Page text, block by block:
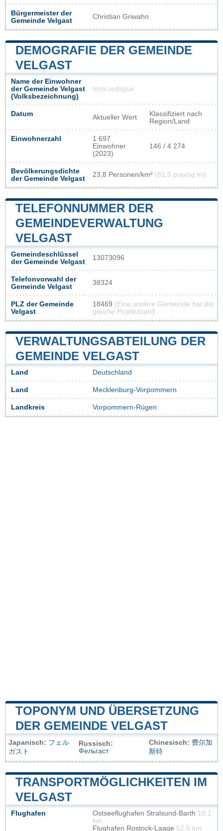
Bürgermeister der
Gemeinde Velgast
Christian Griwahn
DEMOGRAFIE DER GEMEINDE
VELGAST
Name der Einwohner
der Gemeinde Velgast
(Volksbezeichnung)
Nicht verfügbar
Datum Aktueller Wert
Klassifiziert nach
Region/Land
Einwohnerzahl
1 697
Einwohner
(2023)
146 / 4 274
Bevölkerungsdichte
der Gemeinde Velgast
23,8 Personen/km² (61,5 pop/sq mi)
TELEFONNUMMER DER
GEMEINDEVERWALTUNG
VELGAST
Gemeindeschlüssel
der Gemeinde Velgast
13073096
Telefonvorwahl der
Gemeinde Velgast
38324
PLZ der Gemeinde
Velgast
18469 (Eine andere Gemeinde hat die
gleiche Postleitzahl)
VERWALTUNGSABTEILUNG DER
GEMEINDE VELGAST
Land Deutschland
Land Mecklenburg-Vorpommern
Landkreis Vorpommern-Rügen
TOPONYM UND ÜBERSETZUNG
DER GEMEINDE VELGAST
Japanisch: フェル
ガスト
Russisch:
Фельгаст
Chinesisch: 费尔加
斯特
TRANSPORTMÖGLICHKEITEN IM
VELGAST
Flughafen Ostseeflughafen Stralsund-Barth 10.1
km
Flughafen Rostock-Laage 52.5 km